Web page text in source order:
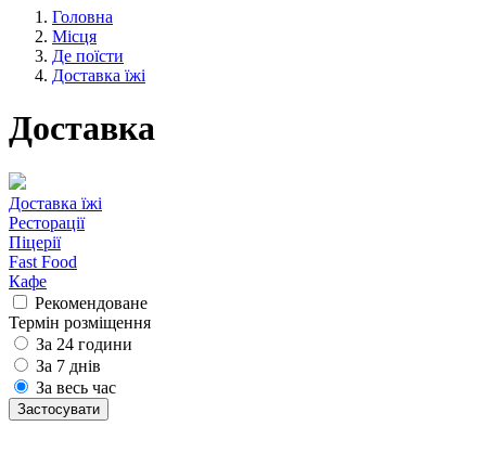
Головна
Місця
Де поїсти
Доставка їжі
Доставка
Доставка їжі
Ресторації
Піцерії
Fast Food
Кафе
Рекомендоване
Термін розміщення
За 24 години
За 7 днів
За весь час
Застосувати